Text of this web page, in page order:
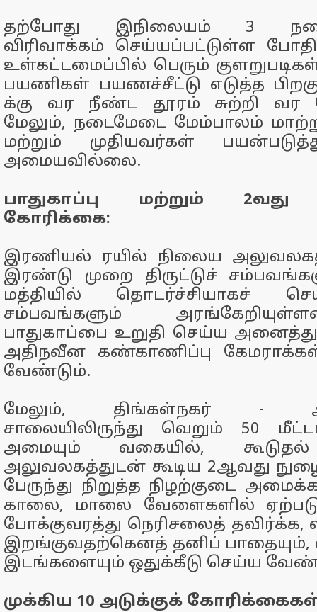
தற்போது இநிலையம் 3
விரிவாக்கம் செய்யப்பட்டுள்ள
உள்கட்டமைப்பில் பெரும்
பயணிகள் பயணச்சீட்டு எடுத்த
க்கு வர நீண்ட தூரம் சுற்றி வர
மேலும், நடைமேடை மேம்பாலம்
மற்றும் முதியவர்கள்
அமையவில்லை.
பாதுகாப்பு மற்றும் 2வது
கோரிக்கை:
இரணியல் ரயில் நிலைய
இரண்டு முறை திருட்டுச்
மத்தியில் தொடர்ச்சியாகச்
சம்பவங்களும்
பாதுகாப்பை உறுதி செய்ய
அதிநவீன கண்காணிப்பு
வேண்டும்.
மேலும், திங்கள்நகர் -
சாலையிலிருந்து வெறும் 50
அமையும் வகையில்,
அலுவலகத்துடன் கூடிய 2ஆவது
பேருந்து நிறுத்த நிழற்குடை
காலை, மாலை வேளைகளில்
போக்குவரத்து நெரிசலைத்
இறங்குவதற்கெனத் தனிப்
இடங்களையும் ஒதுக்கீடு செய்ய
முக்கிய 10 அடுக்குக்